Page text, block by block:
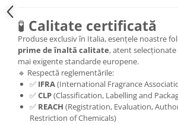
🧪 Calitate certificată
Produse exclusiv în Italia, esențele noastre
prime de înaltă calitate, atent
mai exigente standarde europene.
🔹 Respectă reglementările:
✅ IFRA(International Fragrance
✅CLP(Classification, Labelling and
✅ REACH (Registration, Evaluation,
Restriction of Chemicals)